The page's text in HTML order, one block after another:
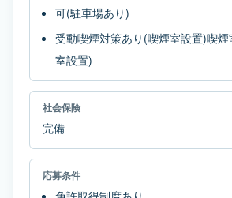
可(駐車場あり)
受動喫煙対策あり(喫煙室設置)喫
室設置)
社会保険
完備
応募条件